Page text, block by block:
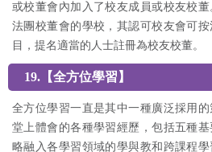
或校董會內加入了校友成員或校友校
法團校董會的學校，其認可校友會可
目，提名適當的人士註冊為校友校董。
19.【全方位學習】
全方位學習一直是其中一種廣泛採用
堂上體會的各種學習經歷，包括五種
略融入各學習領域的學與教和跨課程